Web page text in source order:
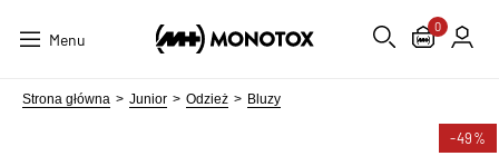
Menu
0
Strona główna Junior Odzież Bluzy
-49%